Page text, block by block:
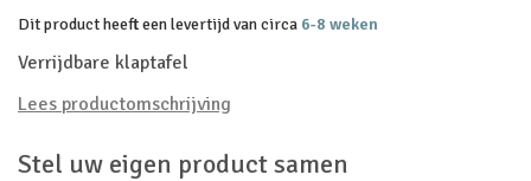
Dit product heeft een levertijd van circa 6-8 weken
Verrijdbare klaptafel
Lees productomschrijving
Stel uw eigen product samen